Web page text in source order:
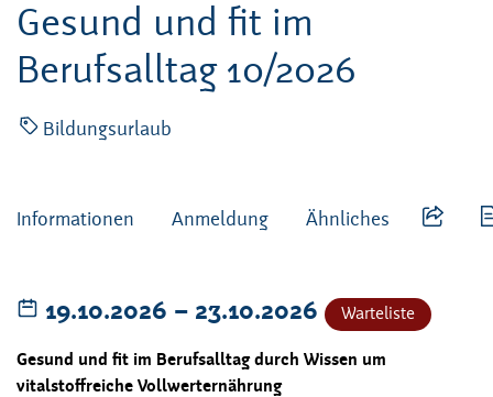
Gesund und fit im
Berufsalltag 10/2026
Bildungsurlaub
Informationen Anmeldung Ähnliches
19.10.2026 – bis
23.10.2026 Warteliste
Gesund und fit im Berufsalltag durch Wissen um
vitalstoffreiche Vollwerternährung